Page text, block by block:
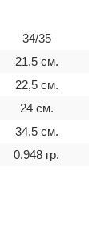
34/35
21,5 см.
22,5 см.
24 см.
34,5 см.
0.948 гр.